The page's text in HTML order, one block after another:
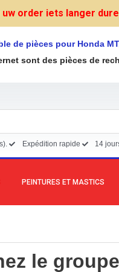
order iets langer
de pièces pour Honda
sont des pièces de
Expédition rapide 14
PEINTURES ET MASTICS
le